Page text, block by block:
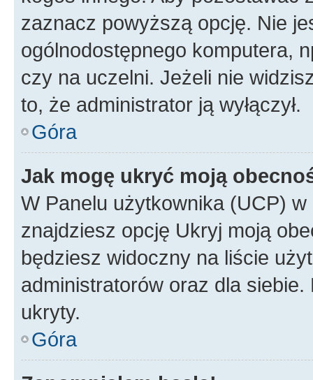
zaznacz powyższą opcję. Nie
ogólnodostępnego komputera,
czy na uczelni. Jeżeli nie
to, że administrator ją wyłączył.
Góra
Jak mogę ukryć moją
W Panelu użytkownika (UCP) w
znajdziesz opcję Ukryj moją
będziesz widoczny na liście
administratorów oraz dla
ukryty.
Góra